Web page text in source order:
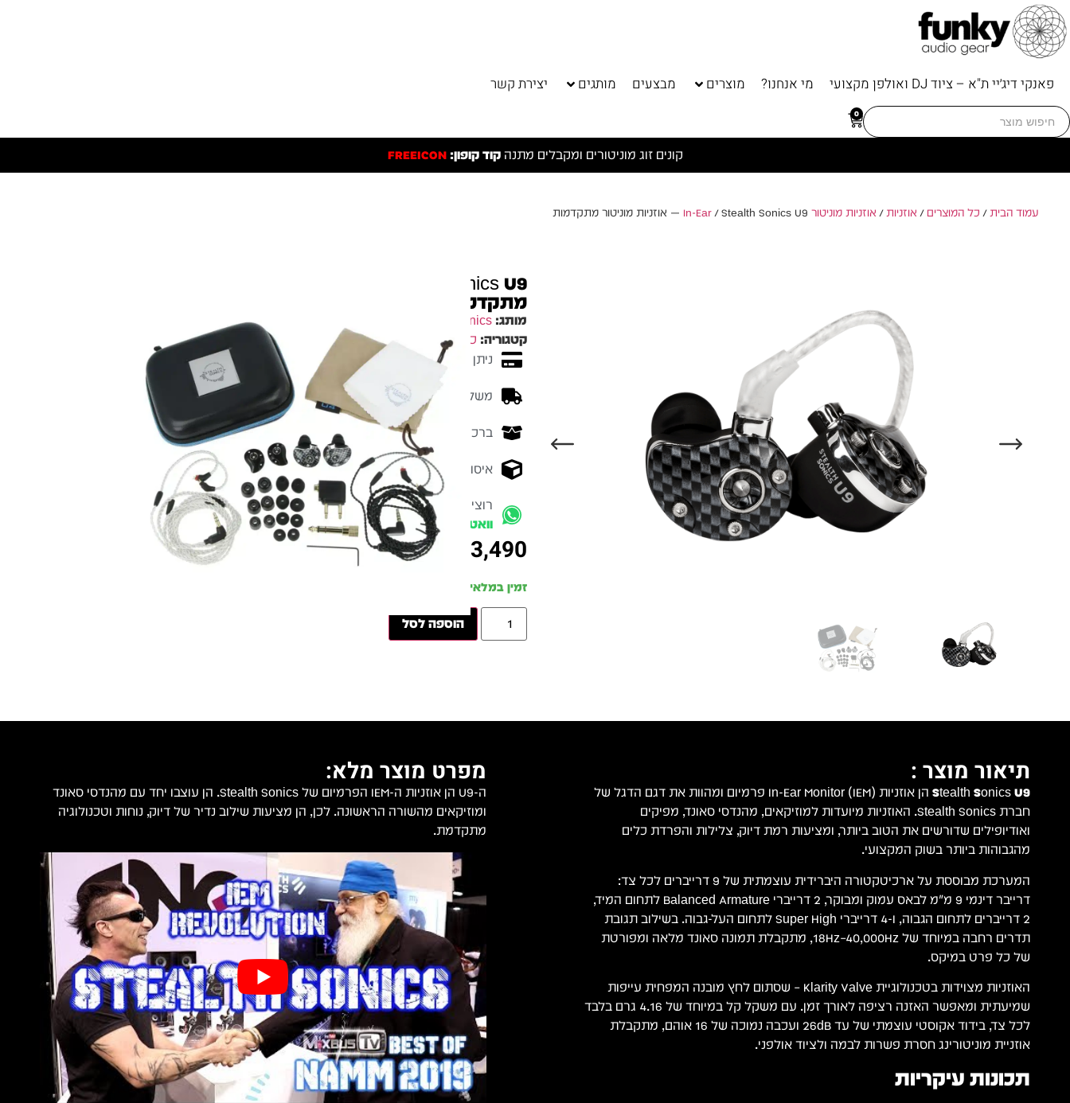
פאנקי דיג׳יי ת"א – ציוד DJ ואולפן מקצועי מי אנחנו? מוצרים מבצעים מותגים יצירת קשר
Search
for:
0
קונים זוג מוניטורים ומקבלים מתנהקוד קופון: FREEICON
עמוד הבית/ כל המוצרים / אוזניות/ אוזניות מוניטור In-Ear / Stealth Sonics U9 — אוזניות מוניטור מתקדמות
מתקדמות
מותג: Stealth Sonics
קטגוריה: כל המוצרים
ניתן לשלם עד 10 תשלומים ללא ריבית
משלוח מהיר - זמן אספקה בין 3-5 ימי עסקים
ברכישה מעל 700 ש״ח - המשלוח חינם
איסוף עצמי מהיר - מקוה ישראל 6 ת״א
רוצים להתייעץ עם מומחה לפני הרכישה?שלח לנו
וואטסאפ
3,490
זמין במלאי
הוספה לסל
תיאור מוצר :
Stealth Sonics U9
הן אוזניות In-Ear Monitor (IEM) פרמיום ומהוות את דגם הדגל של
חברת Stealth Sonics. האוזניות מיועדות למוזיקאים, מהנדסי סאונד, מפיקים
ואודיופילים שדורשים את הטוב ביותר, ומציעות רמת דיוק, צלילות והפרדת כלים
מהגבוהות ביותר בשוק המקצועי.
המערכת מבוססת על ארכיטקטורה היברידית עוצמתית של 9 דרייברים לכל צד:
דרייבר דינמי 9 מ"מ לבאס עמוק ומבוקר, 2 דרייברי Balanced Armature לתחום המיד,
2 דרייברים לתחום הגבוה, ו-4 דרייברי Super High לתחום העל-גבוה. בשילוב תגובת
תדרים רחבה במיוחד של 18Hz–40,000Hz, מתקבלת תמונה סאונד מלאה ומפורטת
של כל פרט במיקס.
האוזניות מצוידות בטכנולוגיית Klarity Valve – שסתום לחץ מובנה המפחית עייפות
שמיעתית ומאפשר האזנה רציפה לאורך זמן. עם משקל קל במיוחד של 4.16 גרם בלבד
לכל צד, בידוד אקוסטי עוצמתי של עד 26dB ועכבה נמוכה של 16 אוהם, מתקבלת
אוזניית מוניטורינג חסרת פשרות לבמה ולציוד אולפני.
תכונות עיקריות
מפרט מוצר מלא:
ה-U9 הן אוזניות ה-IEM הפרמיום של Stealth Sonics. הן עוצבו יחד עם מהנדסי סאונד
ומוזיקאים מהשורה הראשונה. לכן, הן מציעות שילוב נדיר של דיוק, נוחות וטכנולוגיה
מתקדמת.